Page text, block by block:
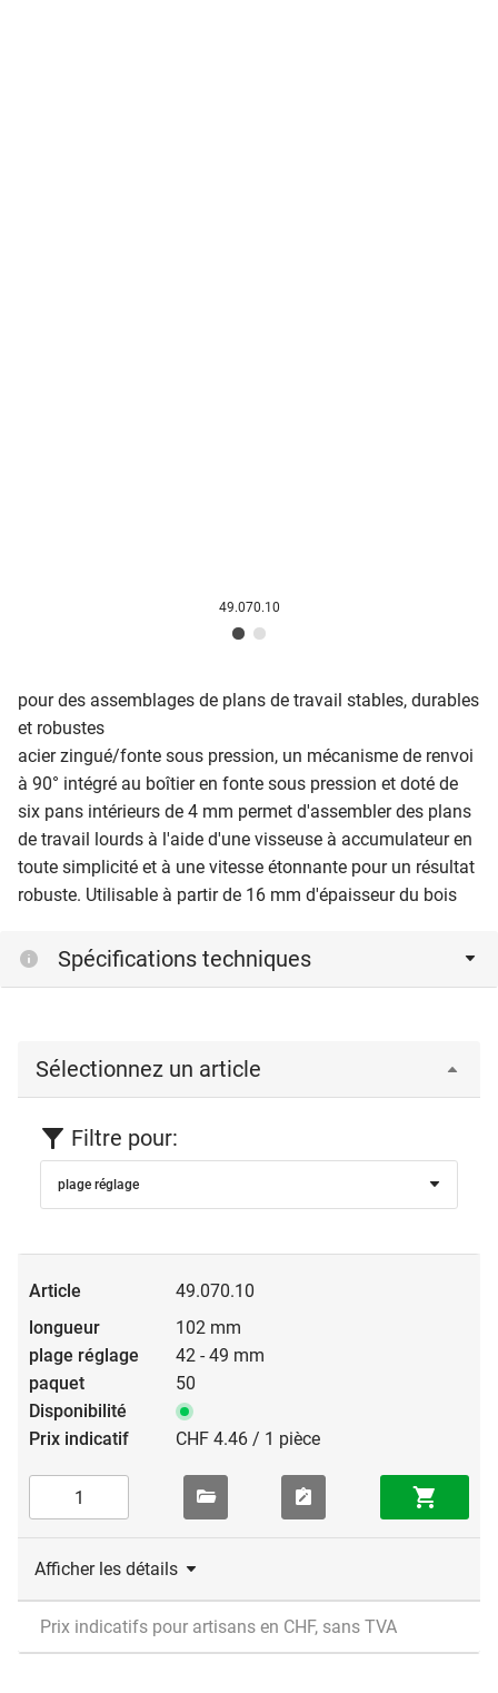
49.070.10
pour des assemblages de plans de travail stables, durables
et robustes
acier zingué/fonte sous pression, un mécanisme de renvoi
à 90° intégré au boîtier en fonte sous pression et doté de
six pans intérieurs de 4 mm permet d'assembler des plans
de travail lourds à l'aide d'une visseuse à accumulateur en
toute simplicité et à une vitesse étonnante pour un résultat
robuste. Utilisable à partir de 16 mm d'épaisseur du bois
Spécifications techniques
Sélectionnez un article
Filtre pour:
plage réglage
49.070.10
102 mm
42 - 49 mm
50
CHF 4.46 / 1 pièce
Afficher les détails
Prix indicatifs pour artisans en CHF, sans TVA